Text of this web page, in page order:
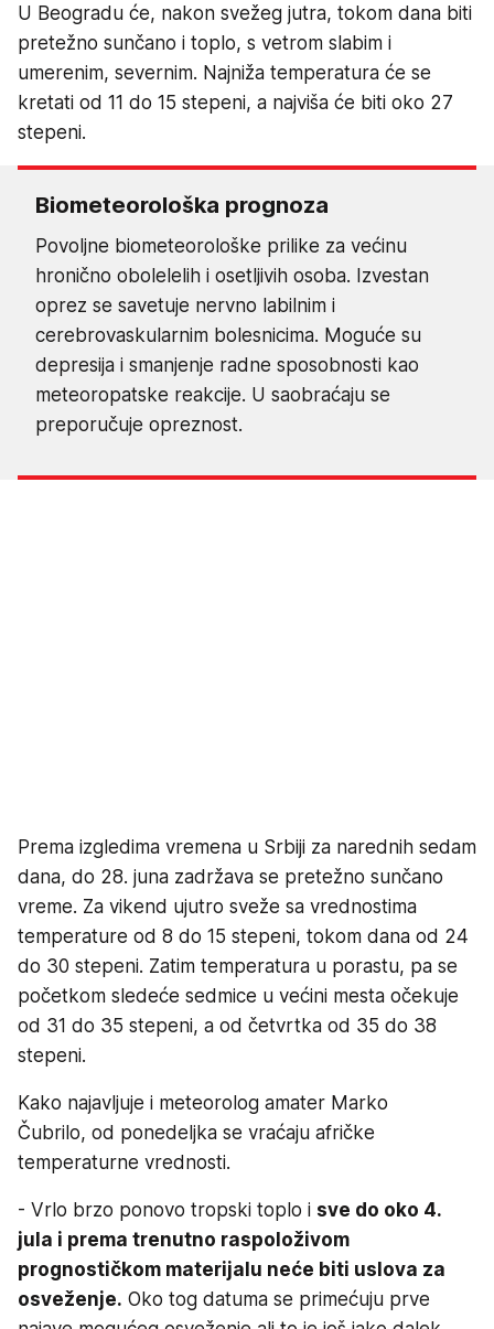
U Beogradu će, nakon svežeg jutra, tokom dana biti
pretežno sunčano i toplo, s vetrom slabim i
umerenim, severnim. Najniža temperatura će se
kretati od 11 do 15 stepeni, a najviša će biti oko 27
stepeni.
Biometeorološka prognoza
Povolјne biometeorološke prilike za većinu
hronično obolelelih i osetlјivih osoba. Izvestan
oprez se savetuje nervno labilnim i
cerebrovaskularnim bolesnicima. Moguće su
depresija i smanjenje radne sposobnosti kao
meteoropatske reakcije. U saobraćaju se
preporučuje opreznost.
Prema izgledima vremena u Srbiji za narednih sedam
dana, do 28. juna zadržava se pretežno sunčano
vreme. Za vikend ujutro sveže sa vrednostima
temperature od 8 do 15 stepeni, tokom dana od 24
do 30 stepeni. Zatim temperatura u porastu, pa se
početkom sledeće sedmice u većini mesta očekuje
od 31 do 35 stepeni, a od četvrtka od 35 do 38
stepeni.
Kako najavljuje i meteorolog amater Marko
Čubrilo, od ponedeljka se vraćaju afričke
temperaturne vrednosti.
- Vrlo brzo ponovo tropski toplo i sve do oko 4.
jula i prema trenutno raspoloživom
prognostičkom materijalu neće biti uslova za
osveženje. Oko tog datuma se primećuju prve